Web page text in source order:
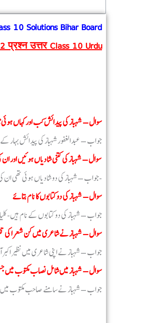
10 Solutions Bihar Board
प्रश्न उत्तर Class 10 Urdu
سوال – شہباز کی پیدائش کب اور کہاں
جواب – عبدالغفور شہباز کی پیدائش بہار
سوال – شہباز کی کتنی شادیاں ہوئیں اور ان
جواب – شہباز کی دو شادیاں ہوئی تھی ان کی پہلی بیوی کا نام شمس النساء خاتون اور دوسری بیوی کا نام اشرف النشاء تھا-
سوال – شہباز کی دو کتابوں کا نام بتائے
جواب – شہباز کی دو کتابوں کے نام ہیں-
سوال – شہباز نے شاعری میں کن شعرا کی
جواب – شہباز نے اپنی شاعری میں نظیر
سوال – شہباز میں شامل نصاب مکتوب میں
جواب – شہباز نے سامنے صاحب مکتوب